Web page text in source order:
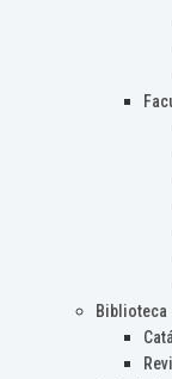
Biblioteca